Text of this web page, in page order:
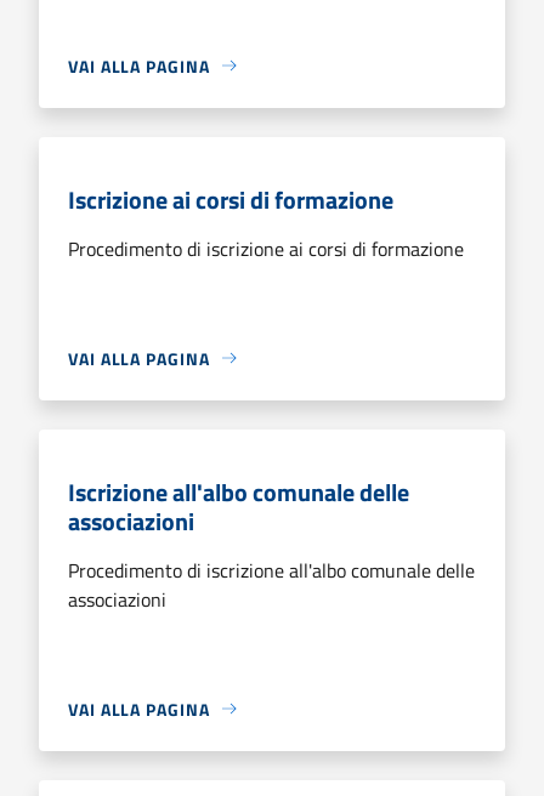
VAI ALLA PAGINA
Iscrizione ai corsi di formazione
Procedimento di iscrizione ai corsi di formazione
VAI ALLA PAGINA
Iscrizione all'albo comunale delle
associazioni
Procedimento di iscrizione all'albo comunale delle
associazioni
VAI ALLA PAGINA